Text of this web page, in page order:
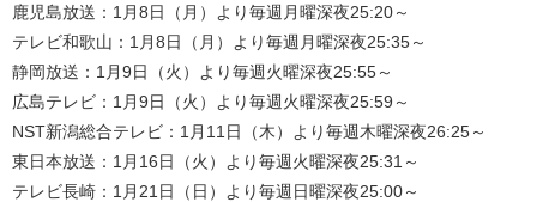
鹿児島放送：1月8日（月）より毎週月曜深夜25:20～
テレビ和歌山：1月8日（月）より毎週月曜深夜25:35～
静岡放送：1月9日（火）より毎週火曜深夜25:55～
広島テレビ：1月9日（火）より毎週火曜深夜25:59～
NST新潟総合テレビ：1月11日（木）より毎週木曜深夜26:25～
東日本放送：1月16日（火）より毎週火曜深夜25:31～
テレビ長崎：1月21日（日）より毎週日曜深夜25:00～